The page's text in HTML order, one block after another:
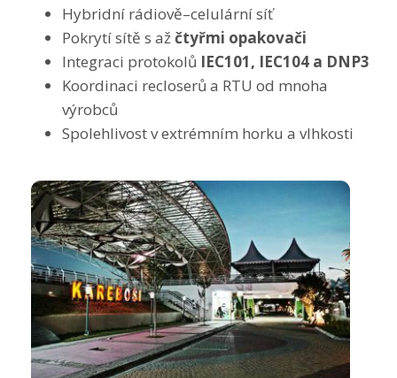
Hybridní rádiově–celulární síť
Pokrytí sítě s ažčtyřmi opakovači
Integraci protokolů IEC101, IEC104 a DNP3
Koordinaci recloserů a RTU od mnoha
výrobců
Spolehlivost v extrémním horku a vlhkosti